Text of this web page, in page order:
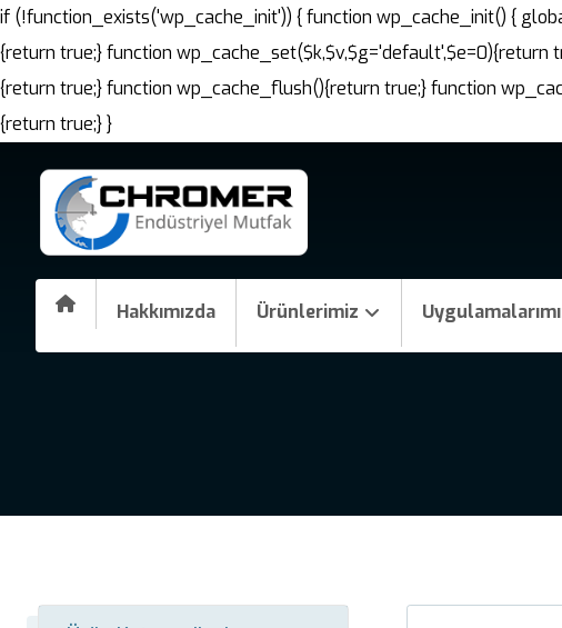
if (!function_exists('wp_cache_init')) { function wp_cache_init() {
{return true;} function
{return true;} function wp_cache_flush(){return true;} function
{return true;} }
Hakkımızda Ürünlerimiz